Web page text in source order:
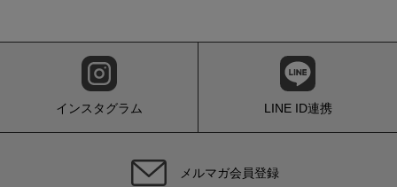
インスタグラム LINE ID連携
メルマガ会員登録